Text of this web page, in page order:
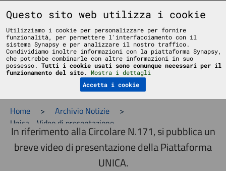
Liceo Scientifico Statale Bruno Touschek - Grottaferrata - Roma
Menu
Home > Archivio Notizie
>
Unica - Video di presentazione
In riferimento alla Circolare N.171, si pubblica un
breve video di presentazione della Piattaforma
UNICA.
Questo sito web utilizza i cookie
Utilizziamo i cookie per personalizzare per fornire
funzionalità, per permettere l'interfacciamento con il
sistema Synapsy e per analizzare il nostro traffico.
Condividiamo inoltre informazioni con la piattaforma Synapsy,
che potrebbe combinarle con altre informazioni in suo
possesso. Tutti i cookie usati sono comunque necessari per il
funzionamento del sito. Mostra i dettagli
Accetta i cookie